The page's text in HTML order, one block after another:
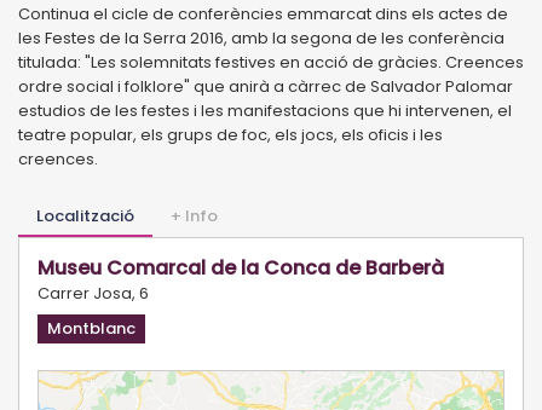
Continua el cicle de conferències emmarcat dins els actes de
les Festes de la Serra 2016, amb la segona de les conferència
titulada: "Les solemnitats festives en acció de gràcies. Creences
ordre social i folklore" que anirà a càrrec de Salvador Palomar
estudios de les festes i les manifestacions que hi intervenen, el
teatre popular, els grups de foc, els jocs, els oficis i les
creences.
Localització + Info
Museu Comarcal de la Conca de Barberà
Carrer Josa, 6
Montblanc